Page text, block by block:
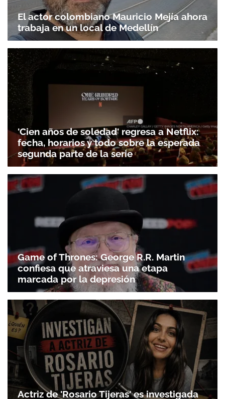
El actor colombiano Mauricio Mejía ahora
trabaja en un local de Medellín
'Cien años de soledad' regresa a Netflix:
fecha, horarios y todo sobre la esperada
segunda parte de la serie
Game of Thrones: George R.R. Martin
confiesa que atraviesa una etapa
marcada por la depresión
Actriz de 'Rosario Tijeras' es investigada